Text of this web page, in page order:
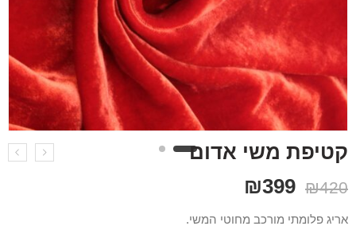
קטיפת משי אדום
₪420
₪399
אריג פלומתי מורכב מחוטי המשי.